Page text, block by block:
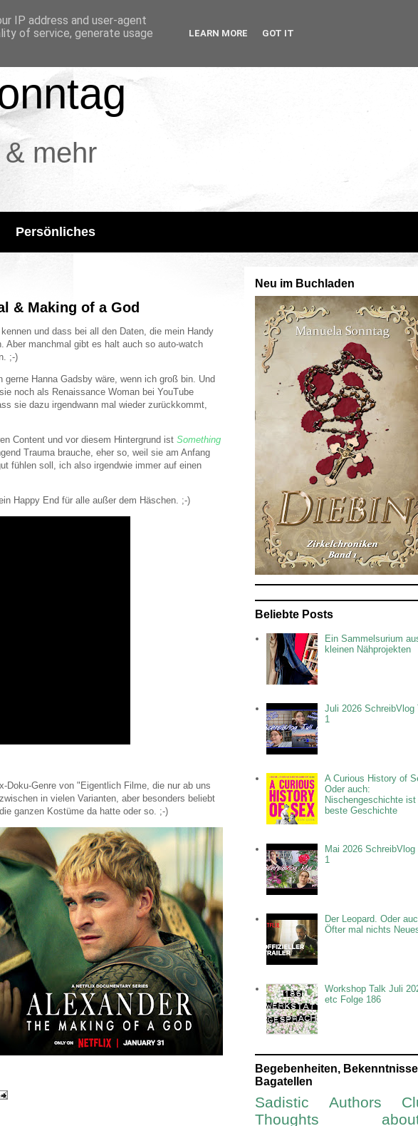
mehr
Persönliches
& Making of a God
und dass bei all den Daten, die mein Handy
Aber manchmal gibt es halt auch so auto-watch
;-)
Hanna Gadsby wäre, wenn ich groß bin. Und
noch als Renaissance Woman bei YouTube
sie dazu irgendwann mal wieder zurückkommt,
Content und vor diesem Hintergrund ist Something
Trauma brauche, eher so, weil sie am Anfang
fühlen soll, ich also irgendwie immer auf einen
Happy End für alle außer dem Häschen. ;-)
Doku-Genre von "Eigentlich Filme, die nur ab uns
in vielen Varianten, aber besonders beliebt
ganzen Kostüme da hatte oder so. ;-)
Neu im Buchladen
Beliebte Posts
Ein Sammelsurium
kleinen Nähprojekten
Juli 2026 SchreibVlog
1
A Curious History of
Oder auch:
Nischengeschichte ist
beste Geschichte
Mai 2026 SchreibVlog
1
Der Leopard. Oder
Öfter mal nichts
Workshop Talk Juli
etc Folge 186
Begebenheiten,
Bagatellen
Sadistic Authors
Thoughts
IP address and user-agent
of service, generate usage
LEARN MORE GOT IT